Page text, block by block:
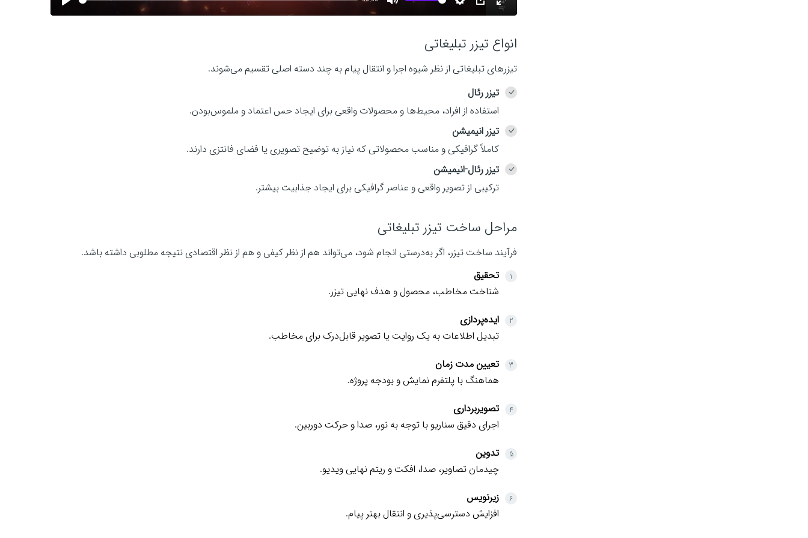
P
M
e
S
t
t
g
s
P
P
E
t
r
c
e
n
انواع تیزر تبلیغاتی
تیزرهای تبلیغاتی از نظر شیوه اجرا و انتقال پیام به چند دسته اصلی تقسیم می‌شوند.
تیزر رئال
استفاده از افراد، محیط‌ها و محصولات واقعی برای ایجاد حس اعتماد و ملموس‌بودن.
تیزر انیمیشن
کاملاً گرافیکی و مناسب محصولاتی که نیاز به توضیح تصویری یا فضای فانتزی دارند.
تیزر رئال-انیمیشن
ترکیبی از تصویر واقعی و عناصر گرافیکی برای ایجاد جذابیت بیشتر.
مراحل ساخت تیزر تبلیغاتی
فرآیند ساخت تیزر، اگر به‌درستی انجام شود، می‌تواند هم از نظر کیفی و هم از نظر اقتصادی نتیجه مطلوبی داشته باشد.
تحقیق
شناخت مخاطب، محصول و هدف نهایی تیزر.
ایده‌پردازی
تبدیل اطلاعات به یک روایت یا تصویر قابل‌درک برای مخاطب.
تعیین مدت زمان
هماهنگ با پلتفرم نمایش و بودجه پروژه.
تصویربرداری
اجرای دقیق سناریو با توجه به نور، صدا و حرکت دوربین.
تدوین
چیدمان تصاویر، صدا، افکت و ریتم نهایی ویدیو.
زیرنویس
افزایش دسترسی‌پذیری و انتقال بهتر پیام.